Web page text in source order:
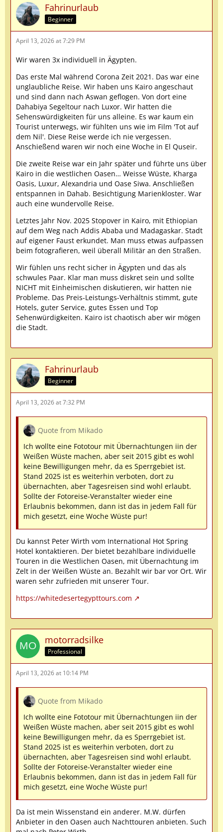
Fahrinurlaub
Beginner
April 13, 2026 at 7:29 PM
Wir waren 3x individuell in Ägypten.
Das erste Mal während Corona Zeit 2021. Das war eine
unglaubliche Reise. Wir haben uns Kairo angeschaut
und sind dann nach Aswan geflogen. Von dort eine
Dahabiya Segeltour nach Luxor. Wir hatten die
Sehenswürdigkeiten für uns alleine. Es war kaum ein
Tourist unterwegs, wir fühlten uns wie im Film 'Tot auf
dem Nil'. Diese Reise werde ich nie vergessen.
Anschießend waren wir noch eine Woche in El Quseir.
Die zweite Reise war ein Jahr später und führte uns über
Kairo in die westlichen Oasen… Weisse Wüste, Kharga
Oasis, Luxur, Alexandria und Oase Siwa. Anschließen
entspannen in Dahab. Besichtigung Marienkloster. War
auch eine wundervolle Reise.
Letztes Jahr Nov. 2025 Stopover in Kairo, mit Ethiopian
auf dem Weg nach Addis Ababa und Madagaskar. Stadt
auf eigener Faust erkundet. Man muss etwas aufpassen
beim fotografieren, weil überall Militär an den Straßen.
Wir fühlen uns recht sicher in Ägypten und das als
schwules Paar. Klar man muss diskret sein und sollte
NICHT mit Einheimischen diskutieren, wir hatten nie
Probleme. Das Preis-Leistungs-Verhältnis stimmt, gute
Hotels, guter Service, gutes Essen und Top
Sehenwürdigkeiten. Kairo ist chaotisch aber wir mögen
die Stadt.
Fahrinurlaub
Beginner
April 13, 2026 at 7:32 PM
Quote from Mikado
Ich wollte eine Fototour mit Übernachtungen iin der
Weißen Wüste machen, aber seit 2015 gibt es wohl
keine Bewilligungen mehr, da es Sperrgebiet ist.
Stand 2025 ist es weiterhin verboten, dort zu
übernachten, aber Tagesreisen sind wohl erlaubt.
Sollte der Fotoreise-Veranstalter wieder eine
Erlaubnis bekommen, dann ist das in jedem Fall für
mich gesetzt, eine Woche Wüste pur!
Du kannst Peter Wirth vom International Hot Spring
Hotel kontaktieren. Der bietet bezahlbare individuelle
Touren in die Westlichen Oasen, mit Übernachtung im
Zelt in der Weißen Wüste an. Bezahlt wir bar vor Ort. Wir
waren sehr zufrieden mit unserer Tour.
https://whitedesertegypttours.com
motorradsilke
Professional
April 13, 2026 at 10:14 PM
Quote from Mikado
Ich wollte eine Fototour mit Übernachtungen iin der
Weißen Wüste machen, aber seit 2015 gibt es wohl
keine Bewilligungen mehr, da es Sperrgebiet ist.
Stand 2025 ist es weiterhin verboten, dort zu
übernachten, aber Tagesreisen sind wohl erlaubt.
Sollte der Fotoreise-Veranstalter wieder eine
Erlaubnis bekommen, dann ist das in jedem Fall für
mich gesetzt, eine Woche Wüste pur!
Da ist mein Wissenstand ein anderer. M.W. dürfen
Anbieter in den Oasen auch Nachttouren anbieten. Such